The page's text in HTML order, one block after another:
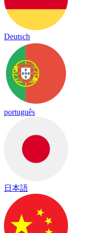
Deutsch
português
日本語